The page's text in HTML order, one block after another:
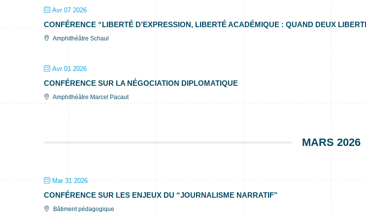
Avr 07 2026
CONFÉRENCE “LIBERTÉ D’EXPRESSION, LIBERTÉ ACADÉMIQUE : QUAND DEUX
Amphithéâtre Schaul
Avr 01 2026
CONFÉRENCE SUR LA NÉGOCIATION DIPLOMATIQUE
Amphithéâtre Marcel Pacaut
MARS 2026
Mar 31 2026
CONFÉRENCE SUR LES ENJEUX DU “JOURNALISME NARRATIF”
Bâtiment pédagogique